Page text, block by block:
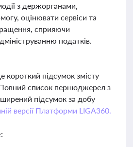
з держорганами,
оцінювати сервіси та
сприяючи
податків.
підсумок змісту
Повний список першоджерел з
підсумок за добу
версії Платформи LIGA360.